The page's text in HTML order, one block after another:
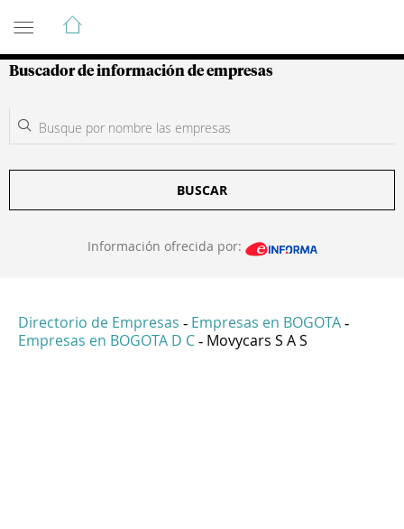
Guía de Empresas Colombianas
Buscador de información de empresas
BUSCAR
Información ofrecida por:
Directorio de Empresas - Empresas en BOGOTA -
Empresas en BOGOTA D C - Movycars S A S